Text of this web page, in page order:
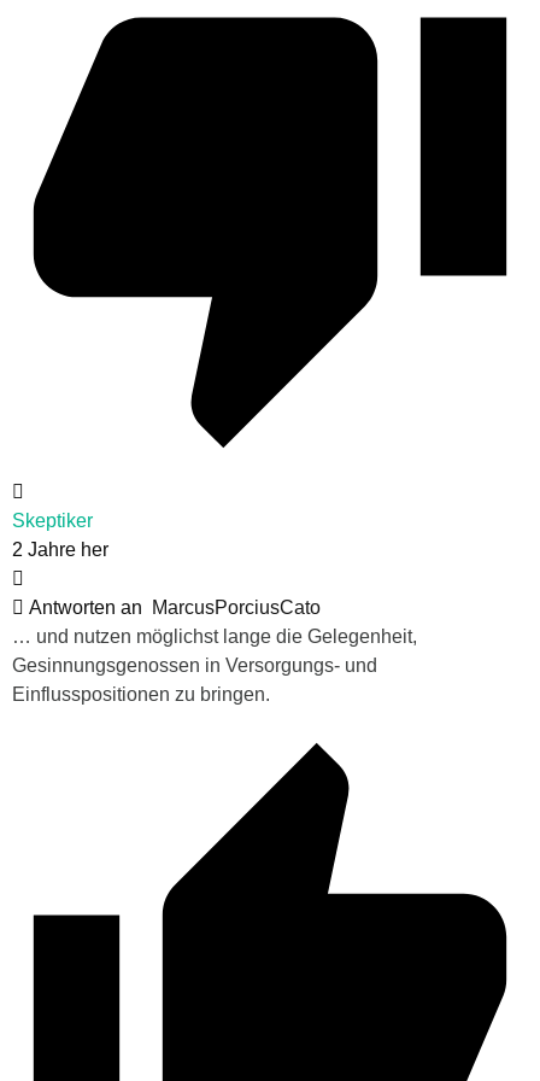
Skeptiker
2 Jahre her
Antworten an
MarcusPorciusCato
… und nutzen möglichst lange die Gelegenheit,
Gesinnungsgenossen in Versorgungs- und
Einflusspositionen zu bringen.